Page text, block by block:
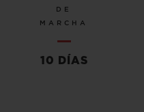
DE
MARCHA
10 DÍAS